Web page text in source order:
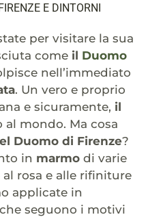
E DINTORNI
per visitare la sua
come il Duomo
nell’immediato
. Un vero e proprio
e sicuramente, il
al mondo. Ma cosa
Duomo di Firenze?
in marmo di varie
rosa e alle rifiniture
applicate in
seguono i motivi